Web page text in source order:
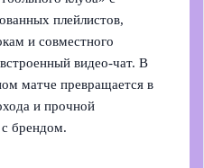
плейлистов,
и совместного
видео-чат. В
матче превращается в
и прочной
с брендом.